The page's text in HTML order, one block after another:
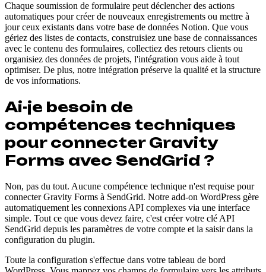
Chaque soumission de formulaire peut déclencher des actions
automatiques pour créer de nouveaux enregistrements ou mettre à
jour ceux existants dans votre base de données Notion. Que vous
gériez des listes de contacts, construisiez une base de connaissances
avec le contenu des formulaires, collectiez des retours clients ou
organisiez des données de projets, l'intégration vous aide à tout
optimiser. De plus, notre intégration préserve la qualité et la structure
de vos informations.
Ai-je besoin de
compétences techniques
pour connecter Gravity
Forms avec SendGrid ?
Non, pas du tout. Aucune compétence technique n'est requise pour
connecter Gravity Forms à SendGrid. Notre add-on WordPress gère
automatiquement les connexions API complexes via une interface
simple. Tout ce que vous devez faire, c'est créer votre clé API
SendGrid depuis les paramètres de votre compte et la saisir dans la
configuration du plugin.
Toute la configuration s'effectue dans votre tableau de bord